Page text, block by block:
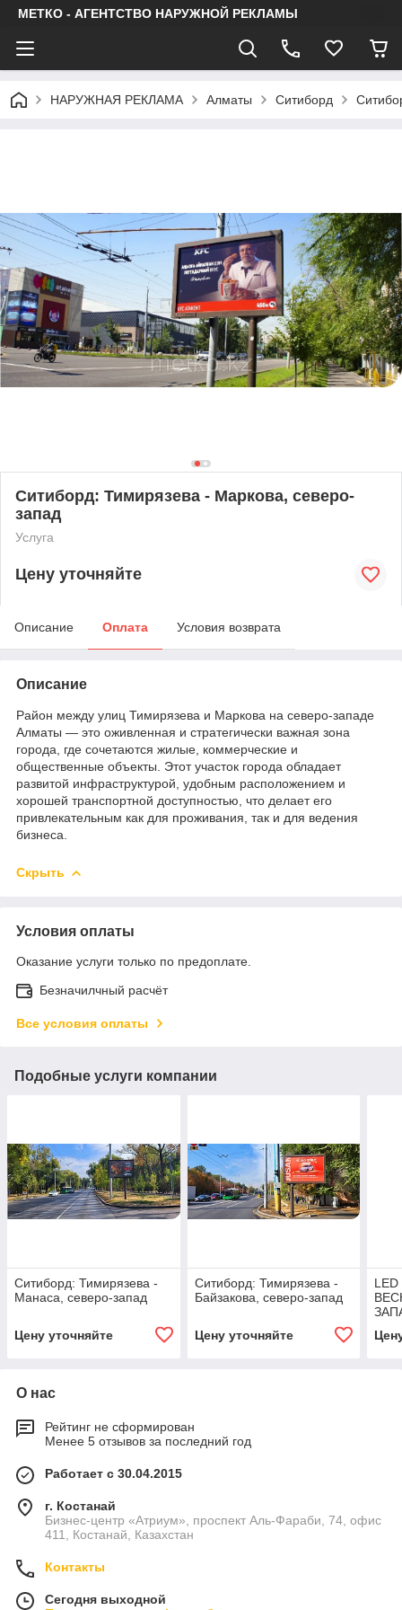
МЕТКО - АГЕНТСТВО НАРУЖНОЙ РЕКЛАМЫ
НАРУЖНАЯ РЕКЛАМА Алматы Ситиборд
Ситиборд: Тимирязева - Маркова, северо-
запад
Услуга
Цену уточняйте
Описание Оплата Условия возврата
Описание
Район между улиц Тимирязева и Маркова на северо-западе
Алматы — это оживленная и стратегически важная зона
города, где сочетаются жилые, коммерческие и
общественные объекты. Этот участок города обладает
развитой инфраструктурой, удобным расположением и
хорошей транспортной доступностью, что делает его
привлекательным как для проживания, так и для ведения
бизнеса.
Скрыть
Условия оплаты
Оказание услуги только по предоплате.
Безначилчный расчёт
Все условия оплаты
Подобные услуги компании
Ситиборд: Тимирязева -
Манаса, северо-запад
Цену уточняйте
Ситиборд: Тимирязева -
Байзакова, северо-запад
Цену уточняйте
О нас
Рейтинг не сформирован
Менее 5 отзывов за последний год
Работает с 30.04.2015
г. Костанай
Бизнес-центр «Атриум», проспект Аль-Фараби, 74, офис
411, Костанай, Казахстан
Контакты
Сегодня выходной